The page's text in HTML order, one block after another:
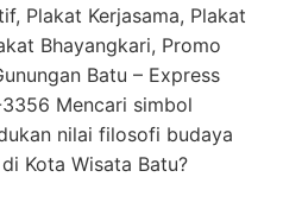
Plakat Kerjasama, Plakat
Bhayangkari, Promo
Batu – Express
Mencari simbol
nilai filosofi budaya
Kota Wisata Batu?